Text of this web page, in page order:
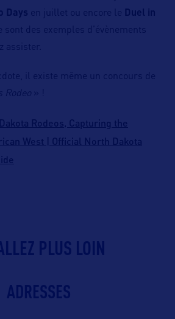
Days en juillet ou encore le Duel in
sont des exemples d’évènements
assister.
il existe même un concours de
Rodeo » !
Rodeos, Capturing the
West | Official North Dakota
PLUS LOIN
ADRESSES